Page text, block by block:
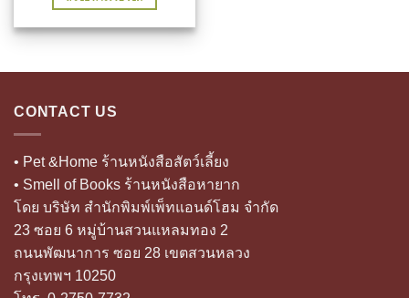
was:
CONTACT US
• Pet &Home ร้านหนังสือสัตว์เลี้ยง
• Smell of Books ร้านหนังสือหายาก
โดย บริษัท สำนักพิมพ์เพ็ทแอนด์โฮม จำกัด
23 ซอย 6 หมู่บ้านสวนแหลมทอง 2
ถนนพัฒนาการ ซอย 28 เขตสวนหลวง
กรุงเทพฯ 10250